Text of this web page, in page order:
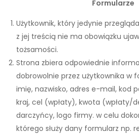
Formularze
Użytkownik, który jedynie
z jej treścią nie ma obowiązku
tożsamości.
Strona zbiera odpowiednie
dobrowolnie przez użytkownika w
imię, nazwisko, adres e-mail, kod
kraj, cel (wpłaty), kwota (wpłaty/
darczyńcy, logo firmy. w celu
którego służy dany formularz np.